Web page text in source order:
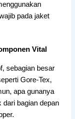
pada jaket
Vital
sebagian besar
Gore-Tex,
apa gunanya
dari bagian depan